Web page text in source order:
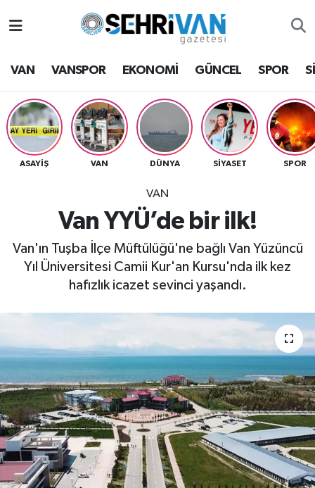
VAN VANSPOR EKONOMİ GÜNCEL SPOR
ASAYİŞ VAN DÜNYA SİYASET SPOR
VAN
Van YYÜ’de bir ilk!
Van'ın Tuşba İlçe Müftülüğü'ne bağlı Van Yüzüncü
Yıl Üniversitesi Camii Kur'an Kursu'nda ilk kez
hafızlık icazet sevinci yaşandı.
Van Hava Durumu
VAN Namaz Vakitleri
Van Trafik Yoğunluk Haritası
Süper Lig Puan Durumu ve Fikstür
Tüm Manşetler
Son Dakika Haberleri